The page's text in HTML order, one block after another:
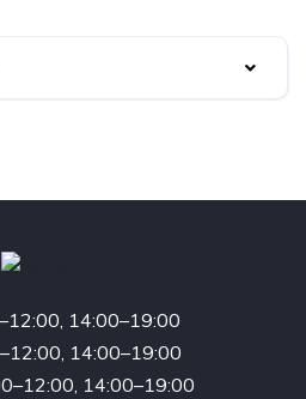
14:00–19:00
14:00–19:00
14:00–19:00